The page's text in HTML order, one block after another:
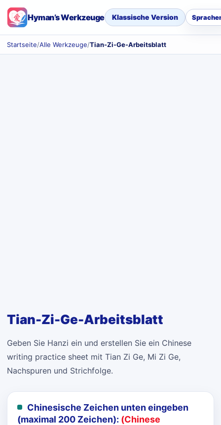
Hyman’s Werkzeuge Klassische Version
Startseite/Alle Werkzeuge/Tian-Zi-Ge-Arbeitsblatt
Tian-Zi-Ge-Arbeitsblatt
Geben Sie Hanzi ein und erstellen Sie ein Chinese
writing practice sheet mit Tian Zi Ge, Mi Zi Ge,
Nachspuren und Strichfolge.
Chinesische Zeichen unten eingeben
(maximal 200 Zeichen): (Chinese